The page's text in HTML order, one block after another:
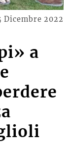
Dicembre 2022
a